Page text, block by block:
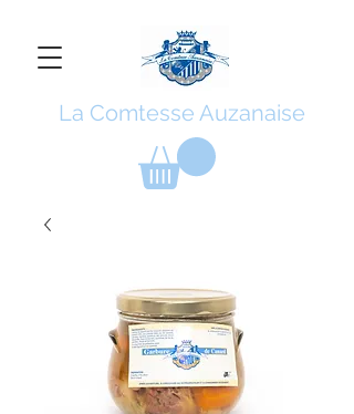
La Comtesse Auzanaise